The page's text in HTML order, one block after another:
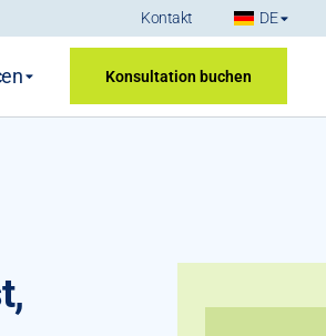
Kontakt DE
Konsultation buchen